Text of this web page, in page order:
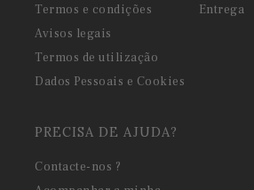
Termos e condições
Avisos legais
Termos de utilização
Dados Pessoais e Cookies
Entrega
PRECISA DE AJUDA?
Contacte-nos ?